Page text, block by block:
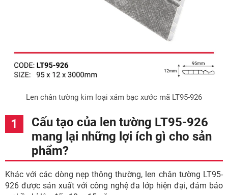
Len chân tường kim loại xám bạc xước mã LT95-926
Cấu tạo của len tường LT95-926
mang lại những lợi ích gì cho sản
phẩm?
Khác với các dòng nẹp thông thường, len chân tường LT95-
926 được sản xuất với công nghệ đa lớp hiện đại, đảm bảo